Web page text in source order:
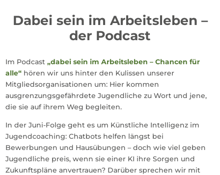
Dabei sein im Arbeitsleben –
der Podcast
Im Podcast „dabei sein im Arbeitsleben – Chancen für
alle“hören wir uns hinter den Kulissen unserer
Mitgliedsorganisationen um: Hier kommen
ausgrenzungsgefährdete Jugendliche zu Wort und jene,
die sie auf ihrem Weg begleiten.
In der Juni-Folge geht es um Künstliche Intelligenz im
Jugendcoaching: Chatbots helfen längst bei
Bewerbungen und Hausübungen – doch wie viel geben
Jugendliche preis, wenn sie einer KI ihre Sorgen und
Zukunftspläne anvertrauen? Darüber sprechen wir mit